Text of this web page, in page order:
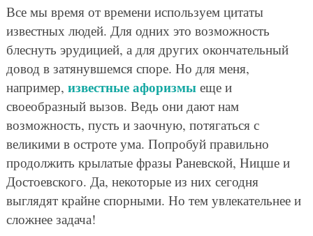
Все мы время от времени используем цитаты
известных людей. Для одних это возможность
блеснуть эрудицией, а для других окончательный
довод в затянувшемся споре. Но для меня,
например, известные афоризмыеще и
своеобразный вызов. Ведь они дают нам
возможность, пусть и заочную, потягаться с
великими в остроте ума. Попробуй правильно
продолжить крылатые фразы Раневской, Ницше и
Достоевского. Да, некоторые из них сегодня
выглядят крайне спорными. Но тем увлекательнее и
сложнее задача!